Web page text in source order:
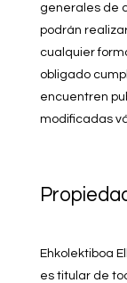
generales de
podrán
cualquier
obligado
encuentren
modificadas
Ehkolektiboa
es titular de